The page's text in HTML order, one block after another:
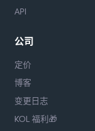
API
公司
定价
博客
变更日志
KOL 福利🎁